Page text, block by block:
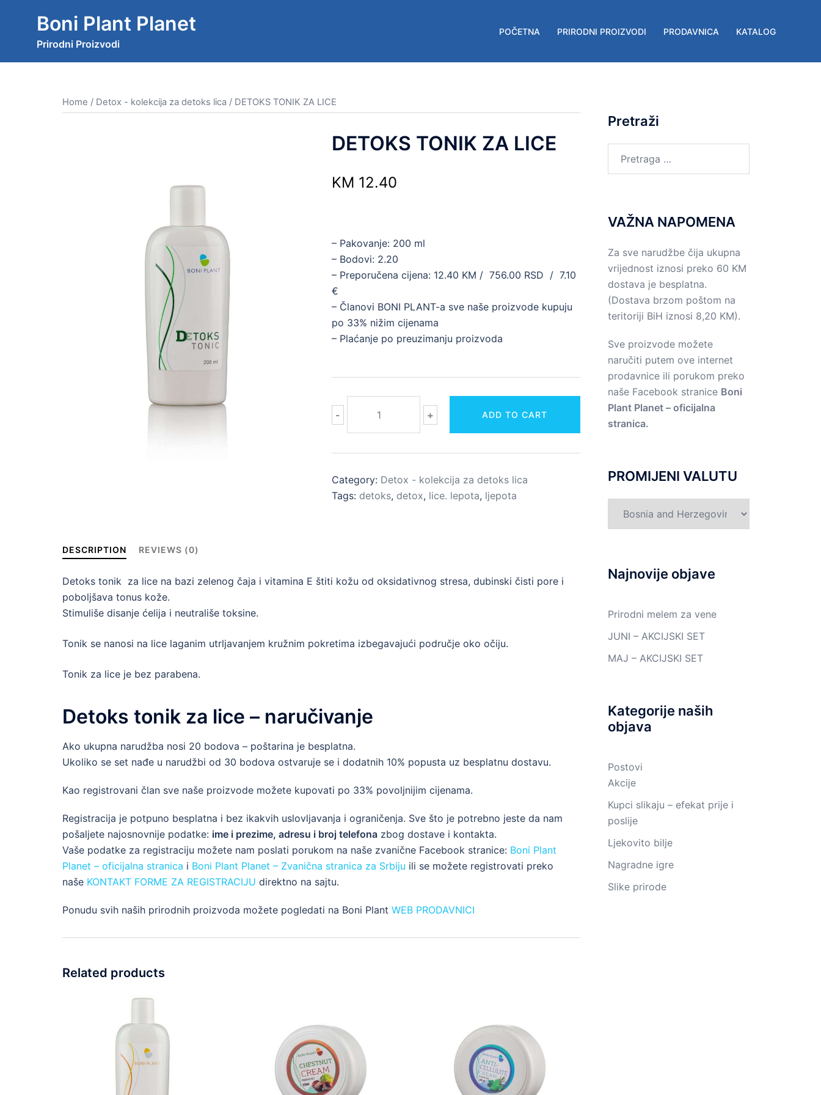
Boni Plant Planet
Prirodni Proizvodi
POČETNA PRIRODNI PROIZVODI PRODAVNICA KATALOG
Home / Detox - kolekcija za detoks lica / DETOKS TONIK ZA LICE
DETOKS TONIK ZA LICE
KM 12.40
– Pakovanje: 200 ml
– Bodovi: 2.20
– Preporučena cijena: 12.40 KM / 756.00 RSD / 7.10
€
– Članovi BONI PLANT-a sve naše proizvode kupuju
po 33% nižim cijenama
– Plaćanje po preuzimanju proizvoda
-
ZA
LICE
+ ADD TO CART
Category: Detox - kolekcija za detoks lica
Tags: detoks, detox, lice. lepota, ljepota
DESCRIPTION REVIEWS (0)
Detoks tonik za lice na bazi zelenog čaja i vitamina E štiti kožu od oksidativnog stresa, dubinski čisti pore i
poboljšava tonus kože.
Stimuliše disanje ćelija i neutrališe toksine.
Tonik se nanosi na lice laganim utrljavanjem kružnim pokretima izbegavajući područje oko očiju.
Tonik za lice je bez parabena.
Detoks tonik za lice – naručivanje
Ako ukupna narudžba nosi 20 bodova – poštarina je besplatna.
Ukoliko se set nađe u narudžbi od 30 bodova ostvaruje se i dodatnih 10% popusta uz besplatnu dostavu.
Kao registrovani član sve naše proizvode možete kupovati po 33% povoljnijim cijenama.
Registracija je potpuno besplatna i bez ikakvih uslovljavanja i ograničenja. Sve što je potrebno jeste da nam
pošaljete najosnovnije podatke: ime i prezime, adresu i broj telefona zbog dostave i kontakta.
Vaše podatke za registraciju možete nam poslati porukom na naše zvanične Facebook stranice: Boni Plant
Planet – oficijalna stranica i Boni Plant Planet – Zvanična stranica za Srbiju ili se možete registrovati preko
naše KONTAKT FORME ZA REGISTRACIJU direktno na sajtu.
Ponudu svih naših prirodnih proizvoda možete pogledati na Boni Plant WEB PRODAVNICI
Related products
Pretraži
VAŽNA NAPOMENA
Za sve narudžbe čija ukupna
vrijednost iznosi preko 60 KM
dostava je besplatna.
(Dostava brzom poštom na
teritoriji BiH iznosi 8,20 KM).
Sve proizvode možete
naručiti putem ove internet
prodavnice ili porukom preko
naše Facebook stranice Boni
Plant Planet – oficijalna
stranica.
PROMIJENI VALUTU
Najnovije objave
Prirodni melem za vene
JUNI – AKCIJSKI SET
MAJ – AKCIJSKI SET
Kategorije naših
objava
Postovi
Akcije
Kupci slikaju – efekat prije i
poslije
Ljekovito bilje
Nagradne igre
Slike prirode